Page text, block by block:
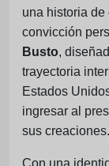
una historia de
convicción
Busto,
trayectoria
Estados
ingresar al
sus creaciones.
Con una